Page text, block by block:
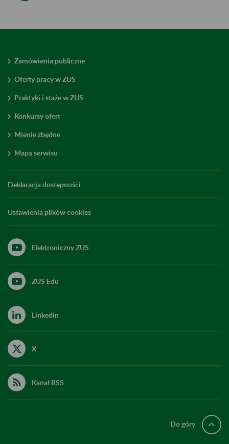
Zamówienia publiczne
Oferty pracy w ZUS
Praktyki i staże w ZUS
Konkursy ofert
Mienie zbędne
Mapa serwisu
Deklaracja dostępności
Ustawienia plików cookies
Elektroniczny ZUS
ZUS Edu
Linkedin
X
Kanał RSS
Do góry